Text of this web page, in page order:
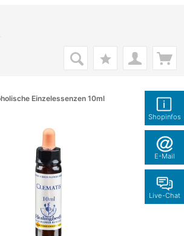
Shopinfos
E-Mail
Live-Chat
Einzelessenzen 10ml